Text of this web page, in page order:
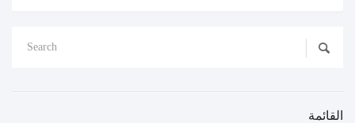
القائمة